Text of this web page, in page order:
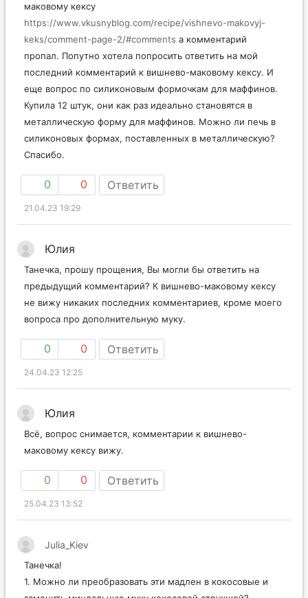
маковому кексу
https://www.vkusnyblog.com/recipe/vishnevo-makovyj-
keks/comment-page-2/#comments а комментарий
пропал. Попутно хотела попросить ответить на мой
последний комментарий к вишнево-маковому кексу. И
еще вопрос по силиконовым формочкам для маффинов.
Купила 12 штук, они как раз идеально становятся в
металлическую форму для маффинов. Можно ли печь в
силиконовых формах, поставленных в металлическую?
Спасибо.
0 0 Ответить
21.04.23 19:29
Юлия
Танечка, прошу прощения, Вы могли бы ответить на
предыдущий комментарий? К вишнево-маковому кексу
не вижу никаких последних комментариев, кроме моего
вопроса про дополнительную муку.
0 0 Ответить
24.04.23 12:25
Юлия
Всё, вопрос снимается, комментарии к вишнево-
маковому кексу вижу.
0 0 Ответить
25.04.23 13:52
Julia_Kiev
Танечка!
1. Можно ли преобразовать эти мадлен в кокосовые и